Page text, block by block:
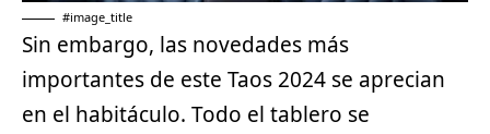
#image_title
Sin embargo, las novedades más
importantes de este Taos 2024 se aprecian
en el habitáculo. Todo el tablero se